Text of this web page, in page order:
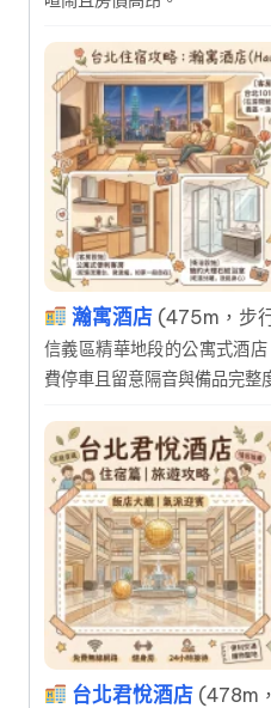
瀚寓酒店 (475m，步
信義區精華地段的公寓式酒
費停車且留意隔音與備品完整
台北君悅酒店 (478m